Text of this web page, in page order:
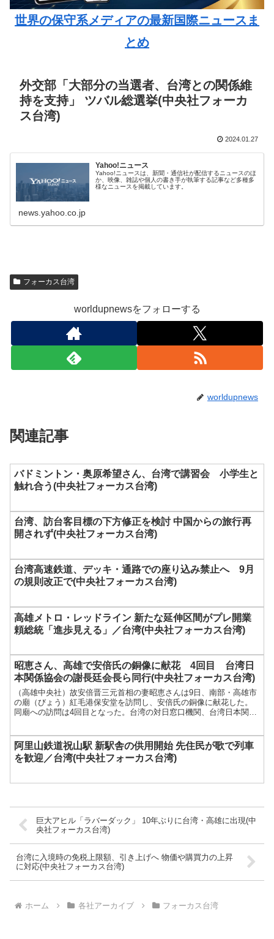
世界の保守系メディアの最新国際ニュースま
とめ
外交部「大部分の当選者、台湾との関係維
持を支持」 ツバル総選挙(中央社フォーカ
ス台湾)
2024.01.27
Yahoo!ニュース
Yahoo!ニュースは、新聞・通信社が配信するニュースのほ
か、映像、雑誌や個人の書き手が執筆する記事など多種多
様なニュースを掲載しています。
news.yahoo.co.jp
フォーカス台湾
worldupnewsをフォローする
worldupnews
関連記事
バドミントン・奥原希望さん、台湾で講習会 小学生と
触れ合う(中央社フォーカス台湾)
台湾、訪台客目標の下方修正を検討 中国からの旅行再
開されず(中央社フォーカス台湾)
台湾高速鉄道、デッキ・通路での座り込み禁止へ 9月
の規則改正で(中央社フォーカス台湾)
高雄メトロ・レッドライン 新たな延伸区間がプレ開業
頼総統「進歩見える」／台湾(中央社フォーカス台湾)
昭恵さん、高雄で安倍氏の銅像に献花 4回目 台湾日
本関係協会の謝長廷会長ら同行(中央社フォーカス台湾)
（高雄中央社）故安倍晋三元首相の妻昭恵さんは9日、南部・高雄市
の廟（びょう）紅毛港保安堂を訪問し、安倍氏の銅像に献花した。
同廟への訪問は4回目となった。台湾の対日窓口機関、台湾日本関係
阿里山鉄道祝山駅 新駅舎の供用開始 先住民が歌で列車
を歓迎／台湾(中央社フォーカス台湾)
巨大アヒル「ラバーダック」 10年ぶりに台湾・高雄に出現(中
央社フォーカス台湾)
台湾に入境時の免税上限額、引き上げへ 物価や購買力の上昇
に対応(中央社フォーカス台湾)
ホーム 各社アーカイブ フォーカス台湾